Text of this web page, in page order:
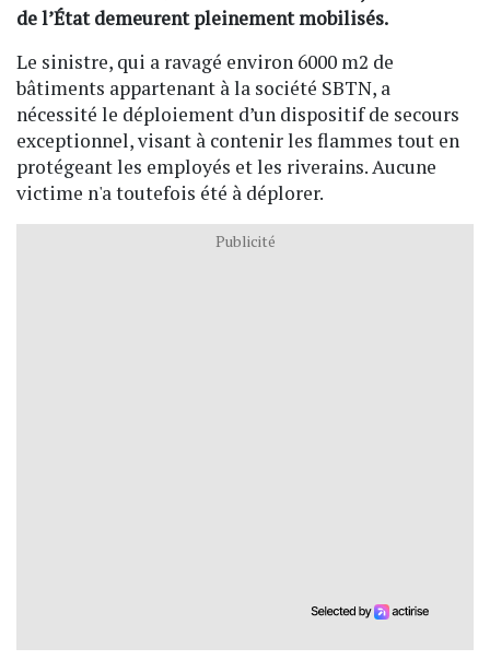
de l’État demeurent pleinement mobilisés.
Le sinistre, qui a ravagé environ 6000 m2 de
bâtiments appartenant à la société SBTN, a
nécessité le déploiement d’un dispositif de secours
exceptionnel, visant à contenir les flammes tout en
protégeant les employés et les riverains. Aucune
victime n'a toutefois été à déplorer.
Publicité